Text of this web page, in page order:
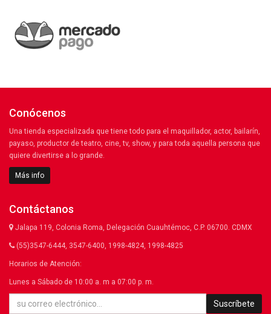
Conócenos
Una tienda especializada que tiene todo para el maquillador, actor, bailarín,
payaso, productor de teatro, cine, tv, show, y para toda aquella persona que
quiere divertirse a lo grande.
Más info
Contáctanos
Jalapa 119, Colonia Roma, Delegación Cuauhtémoc, C.P. 06700. CDMX
(55)3547-6444, 3547-6400, 1998-4824, 1998-4825
Horarios de Atención:
Lunes a Sábado de 10:00 a. m a 07:00 p. m.
Suscríbete